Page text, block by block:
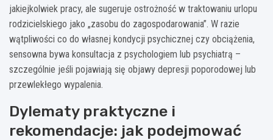
jakiejkolwiek pracy, ale sugeruje ostrożność w traktowaniu urlopu
rodzicielskiego jako „zasobu do zagospodarowania”. W razie
wątpliwości co do własnej kondycji psychicznej czy obciążenia,
sensowna bywa konsultacja z psychologiem lub psychiatrą –
szczególnie jeśli pojawiają się objawy depresji poporodowej lub
przewlekłego wypalenia.
Dylematy praktyczne i
rekomendacje: jak podejmować